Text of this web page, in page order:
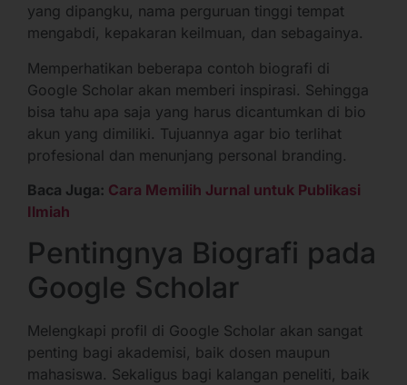
yang dipangku, nama perguruan tinggi tempat
mengabdi, kepakaran keilmuan, dan sebagainya.
Memperhatikan beberapa contoh biografi di
Google Scholar akan memberi inspirasi. Sehingga
bisa tahu apa saja yang harus dicantumkan di bio
akun yang dimiliki. Tujuannya agar bio terlihat
profesional dan menunjang personal branding.
Baca Juga: Cara Memilih Jurnal untuk Publikasi
Ilmiah
Pentingnya Biografi pada
Google Scholar
Melengkapi profil di Google Scholar akan sangat
penting bagi akademisi, baik dosen maupun
mahasiswa. Sekaligus bagi kalangan peneliti, baik